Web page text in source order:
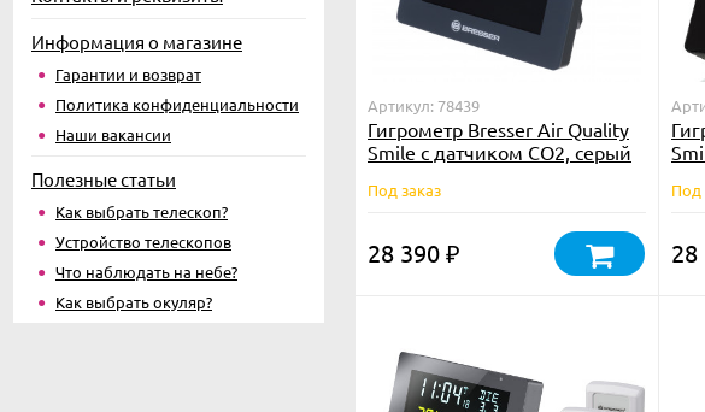
Информация о магазине
Гарантии и возврат
Политика конфиденциальности
Наши вакансии
Полезные статьи
Как выбрать телескоп?
Устройство телескопов
Что наблюдать на небе?
Как выбрать окуляр?
Артикул: 78439
Гигрометр Bresser Air Quality
Smile с датчиком CO2, серый
Под заказ
28 390 ₽
Под
28